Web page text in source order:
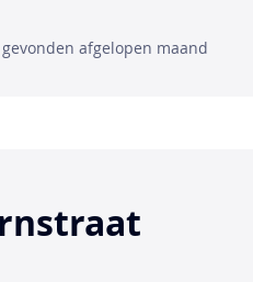
afgelopen maand